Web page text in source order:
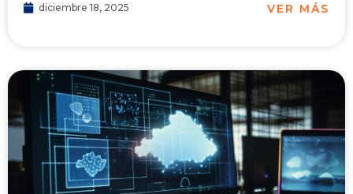
diciembre 18, 2025 VER MÁS